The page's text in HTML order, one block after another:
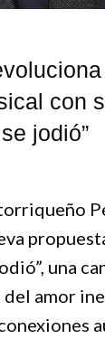
con
jodió”
una
amor